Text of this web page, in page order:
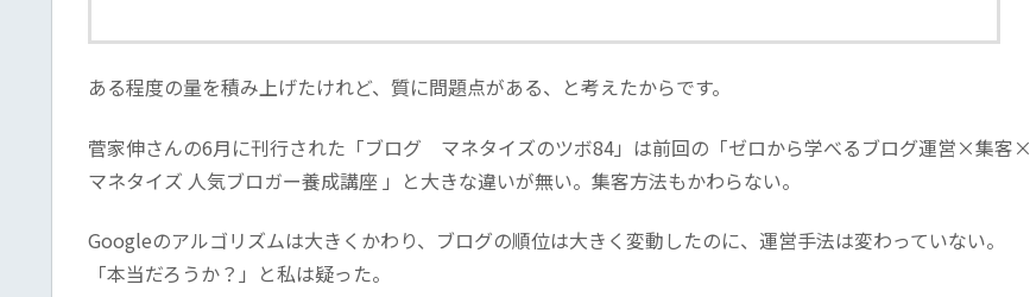
ある程度の量を積み上げたけれど、質に問題点がある、と考えたからです。
菅家伸さんの6月に刊行された「ブログ マネタイズのツボ84」は前回の「ゼロから学べるブログ運営×集客×
マネタイズ 人気ブロガー養成講座 」と大きな違いが無い。集客方法もかわらない。
Googleのアルゴリズムは大きくかわり、ブログの順位は大きく変動したのに、運営手法は変わっていない。
「本当だろうか？」と私は疑った。